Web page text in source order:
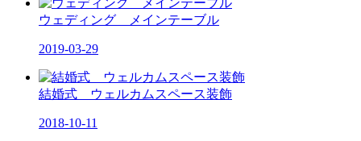
ウェディング メインテーブル
2019-03-29
結婚式 ウェルカムスペース装飾
2018-10-11